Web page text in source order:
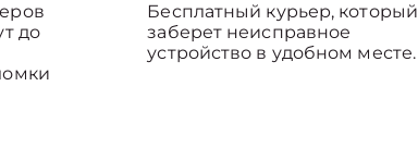
до
Бесплатный курьер, который
заберет неисправное
устройство в удобном месте.